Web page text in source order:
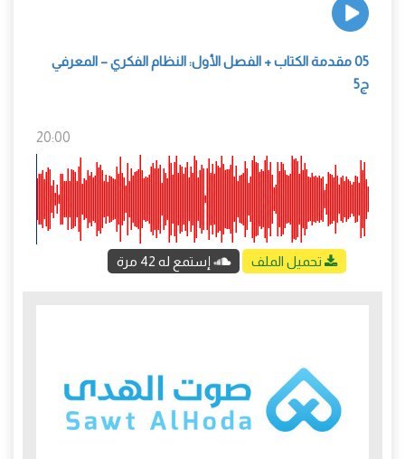
05 مقدمة الكتاب + الفصل الأول: النظام الفكري – المعرفي
ج5
20:00
تحميل الملف إستمع له 42 مرة